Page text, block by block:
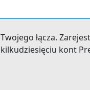
łącza.
kont